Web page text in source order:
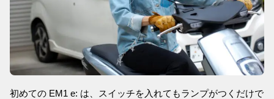
初めての EM1 e: は、スイッチを入れてもランプがつくだけで